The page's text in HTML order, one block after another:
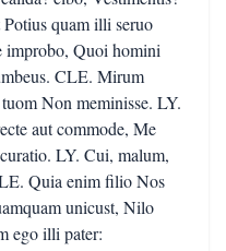
quam illi seruo
improbo, Quoi homini
CLE. Mirum
Non meminisse. LY.
aut commode, Me
LY. Cui, malum,
Quia enim filio Nos
unicust, Nilo
ego illi pater: